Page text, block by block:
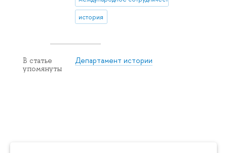
история
В статье
упомянуты
Департамент истории